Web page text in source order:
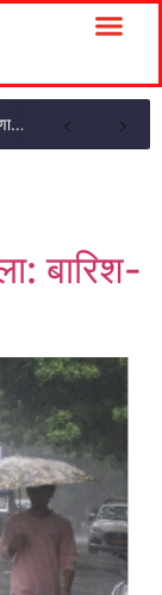
14 देशों की मौजूदगी में ब्रिक्स बैठक का समापन: भोपाल घोषणा पत्र अपनाया
बारिश-